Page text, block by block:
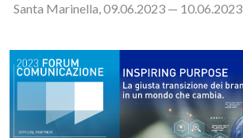
Santa Marinella, 09.06.2023 — 10.06.2023